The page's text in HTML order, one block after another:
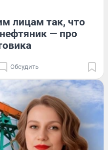
лицам так, что
— про
Обсудить